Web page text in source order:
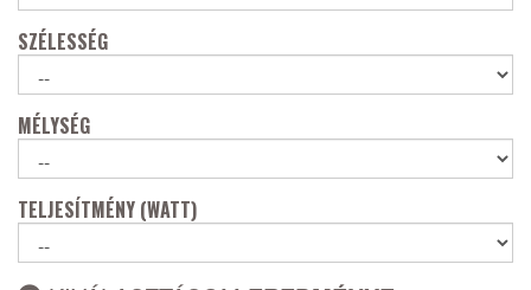
SZÉLESSÉG
MÉLYSÉG
TELJESÍTMÉNY (WATT)